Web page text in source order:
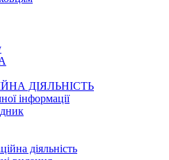
ДІЯЛЬНІСТЬ
інформації
діяльність